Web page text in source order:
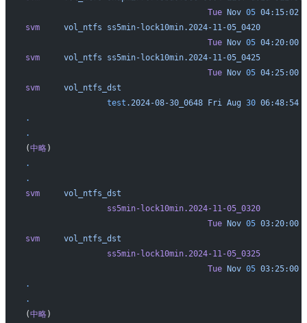
                                      Tue
Nov 05 04:15:02
svm
     vol_ntfs
ss5min-lock10min.2024-11-05_0420
                                      Tue
Nov 05 04:20:00
svm
     vol_ntfs
ss5min-lock10min.2024-11-05_0425
                                      Tue
Nov 05 04:25:00
svm
     vol_ntfs_dst
                 test
.2024-08-30_0648 Fri Aug 30 06:48:54
.
.
(中略)
.
.
svm
     vol_ntfs_dst
                 ss5min-lock10min.2024-11-05_0320
                                      Tue
Nov 05 03:20:00
svm
     vol_ntfs_dst
                 ss5min-lock10min.2024-11-05_0325
                                      Tue
Nov 05 03:25:00
.
.
(中略)